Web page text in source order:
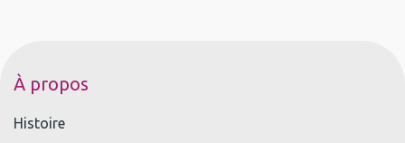
À propos
Histoire